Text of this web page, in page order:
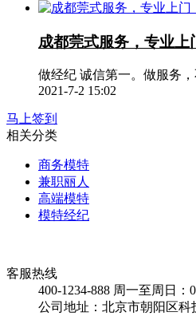
成都莞式服务，专业上
做经纪 诚信第一。做服务
2021-7-2 15:02
马上签到
相关分类
商务模特
兼职丽人
高端模特
模特经纪
客服热线
400-1234-888 周一至周日：
公司地址：北京市朝阳区科